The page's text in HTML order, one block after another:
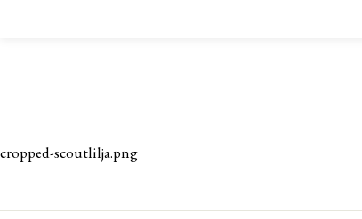
cropped-scoutlilja.png